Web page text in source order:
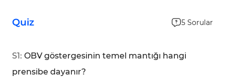
Quiz 5 Sorular
S1: OBV göstergesinin temel mantığı hangi
prensibe dayanır?